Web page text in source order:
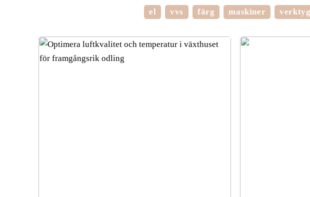
el vvs färg maskiner verktyg